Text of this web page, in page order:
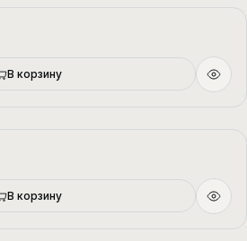
В корзину
В корзину